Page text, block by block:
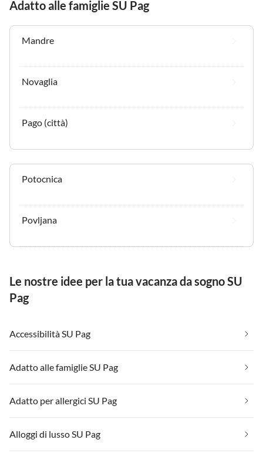
Adatto alle famiglie SU Pag
Mandre
Novaglia
Pago (città)
Potocnica
Povljana
Le nostre idee per la tua vacanza da sogno SU
Pag
Accessibilità SU Pag
Adatto alle famiglie SU Pag
Adatto per allergici SU Pag
Alloggi di lusso SU Pag